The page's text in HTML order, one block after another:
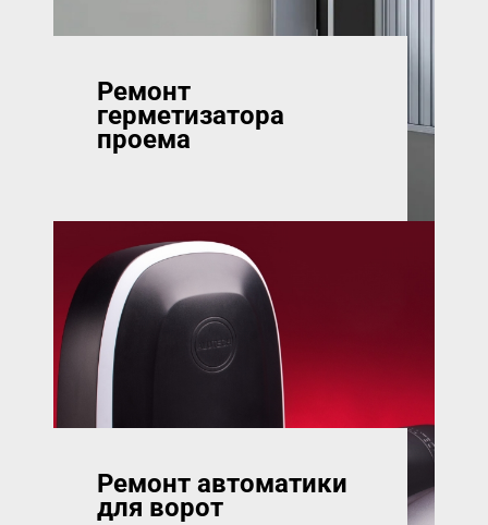
Ремонт
герметизатора
проема
Ремонт автоматики
для ворот